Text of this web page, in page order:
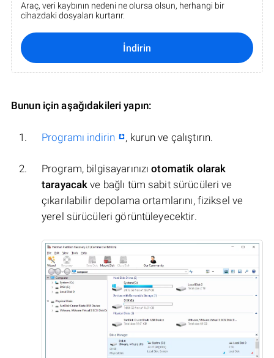
Araç, veri kaybının nedeni ne olursa olsun, herhangi bir
cihazdaki dosyaları kurtarır.
İndirin
Bunun için aşağıdakileri yapın:
Programı indirin , kurun ve çalıştırın.
Program, bilgisayarınızıotomatik olarak
tarayacak ve bağlı tüm sabit sürücüleri ve
çıkarılabilir depolama ortamlarını, fiziksel ve
yerel sürücüleri görüntüleyecektir.